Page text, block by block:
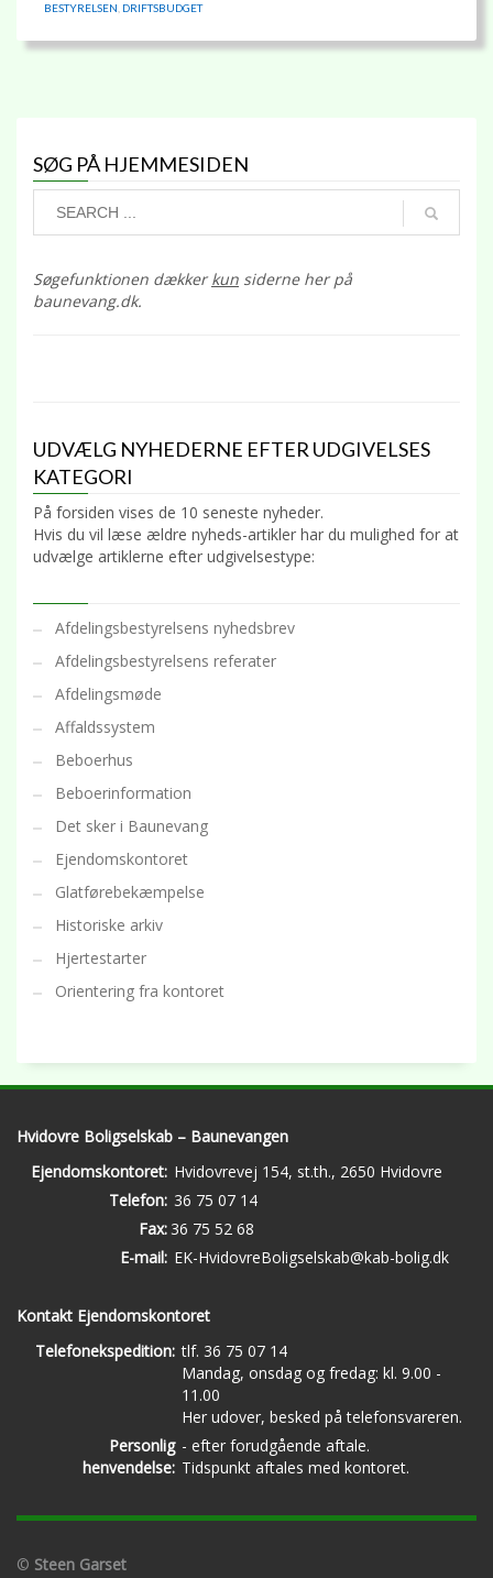
BESTYRELSEN DRIFTSBUDGET
SØG PÅ HJEMMESIDEN
Søgefunktionen dækkerkun siderne her på
baunevang.dk.
UDVÆLG NYHEDERNE EFTER UDGIVELSES
KATEGORI
På forsiden vises de 10 seneste nyheder.
Hvis du vil læse ældre nyheds-artikler har du mulighed for at
udvælge artiklerne efter udgivelsestype:
Afdelingsbestyrelsens nyhedsbrev
Afdelingsbestyrelsens referater
Afdelingsmøde
Affaldssystem
Beboerhus
Beboerinformation
Det sker i Baunevang
Ejendomskontoret
Glatførebekæmpelse
Historiske arkiv
Hjertestarter
Orientering fra kontoret
Hvidovre Boligselskab – Baunevangen
Ejendomskontoret: Hvidovrevej 154, st.th., 2650 Hvidovre
Telefon: 36 75 07 14
Fax: 36 75 52 68
E-mail: EK-HvidovreBoligselskab@kab-bolig.dk
Kontakt Ejendomskontoret
Telefonekspedition: tlf. 36 75 07 14
Mandag, onsdag og fredag: kl. 9.00 -
11.00
Her udover, besked på telefonsvareren.
Personlig
henvendelse:
- efter forudgående aftale.
Tidspunkt aftales med kontoret.
© Steen Garset